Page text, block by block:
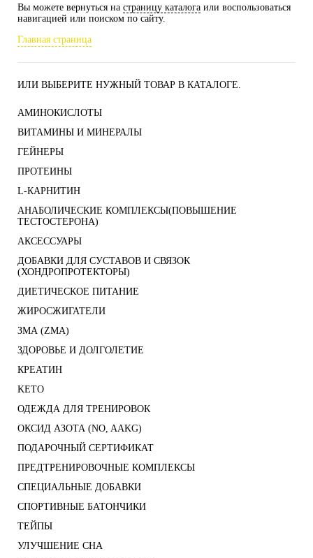
Вы можете вернуться на страницу каталога или воспользоваться
навигацией или поиском по сайту.
Главная страница
ИЛИ ВЫБЕРИТЕ НУЖНЫЙ ТОВАР В КАТАЛОГЕ.
АМИНОКИСЛОТЫ
ВИТАМИНЫ И МИНЕРАЛЫ
ГЕЙНЕРЫ
ПРОТЕИНЫ
L-КАРНИТИН
АНАБОЛИЧЕСКИЕ КОМПЛЕКСЫ(ПОВЫШЕНИЕ
ТЕСТОСТЕРОНА)
АКСЕССУАРЫ
ДОБАВКИ ДЛЯ СУСТАВОВ И СВЯЗОК
(ХОНДРОПРОТЕКТОРЫ)
ДИЕТИЧЕСКОЕ ПИТАНИЕ
ЖИРОСЖИГАТЕЛИ
ЗМА (ZMA)
ЗДОРОВЬЕ И ДОЛГОЛЕТИЕ
КРЕАТИН
KETO
ОДЕЖДА ДЛЯ ТРЕНИРОВОК
ОКСИД АЗОТА (NO, AAKG)
ПОДАРОЧНЫЙ СЕРТИФИКАТ
ПРЕДТРЕНИРОВОЧНЫЕ КОМПЛЕКСЫ
СПЕЦИАЛЬНЫЕ ДОБАВКИ
СПОРТИВНЫЕ БАТОНЧИКИ
ТЕЙПЫ
УЛУЧШЕНИЕ СНА